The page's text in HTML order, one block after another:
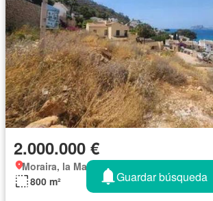
2.000.000 €
Moraira, la Marina Alta
800 m²
Guardar búsqueda